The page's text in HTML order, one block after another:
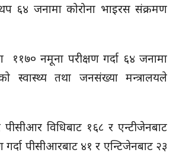
६४ जनामा कोरोना भाइरस संक्रमण
११७० नमूना परीक्षण गर्दा ६४ जनामा
स्वास्थ्य तथा जनसंख्या मन्त्रालयले
पीसीआर विधिबाट १६८ र एन्टीजेनबाट
गर्दा पीसीआरबाट ४१ र एन्टिजेनबाट २३